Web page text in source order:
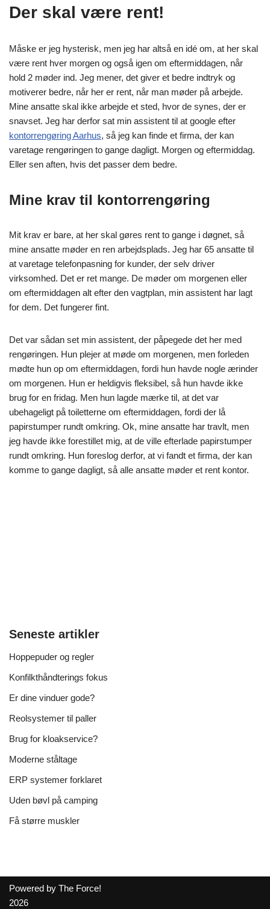
Der skal være rent!
Måske er jeg hysterisk, men jeg har altså en idé om, at her skal
være rent hver morgen og også igen om eftermiddagen, når
hold 2 møder ind. Jeg mener, det giver et bedre indtryk og
motiverer bedre, når her er rent, når man møder på arbejde.
Mine ansatte skal ikke arbejde et sted, hvor de synes, der er
snavset. Jeg har derfor sat min assistent til at google efter
kontorrengøring Aarhus, så jeg kan finde et firma, der kan
varetage rengøringen to gange dagligt. Morgen og eftermiddag.
Eller sen aften, hvis det passer dem bedre.
Mine krav til kontorrengøring
Mit krav er bare, at her skal gøres rent to gange i døgnet, så
mine ansatte møder en ren arbejdsplads. Jeg har 65 ansatte til
at varetage telefonpasning for kunder, der selv driver
virksomhed. Det er ret mange. De møder om morgenen eller
om eftermiddagen alt efter den vagtplan, min assistent har lagt
for dem. Det fungerer fint.
Det var sådan set min assistent, der påpegede det her med
rengøringen. Hun plejer at møde om morgenen, men forleden
mødte hun op om eftermiddagen, fordi hun havde nogle ærinder
om morgenen. Hun er heldigvis fleksibel, så hun havde ikke
brug for en fridag. Men hun lagde mærke til, at det var
ubehageligt på toiletterne om eftermiddagen, fordi der lå
papirstumper rundt omkring. Ok, mine ansatte har travlt, men
jeg havde ikke forestillet mig, at de ville efterlade papirstumper
rundt omkring. Hun foreslog derfor, at vi fandt et firma, der kan
komme to gange dagligt, så alle ansatte møder et rent kontor.
Seneste artikler
Hoppepuder og regler
Konfilkthåndterings fokus
Er dine vinduer gode?
Reolsystemer til paller
Brug for kloakservice?
Moderne ståltage
ERP systemer forklaret
Uden bøvl på camping
Få større muskler
Powered by The Force!
2026